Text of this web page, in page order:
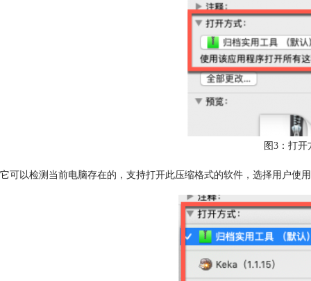
图3：打开
以检测当前电脑存在的，支持打开此压缩格式的软件，选择用户使